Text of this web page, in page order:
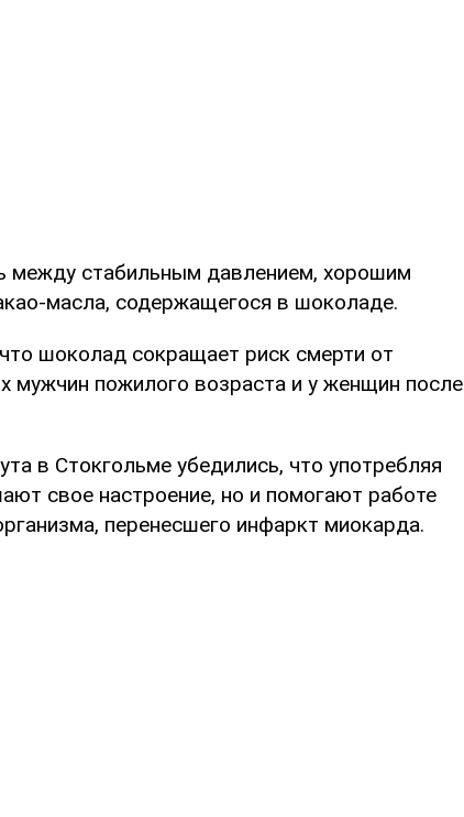
между стабильным давлением, хорошим
масла, содержащегося в шоколаде.
шоколад сокращает риск смерти от
мужчин пожилого возраста и у женщин после
в Стокгольме убедились, что употребляя
свое настроение, но и помогают работе
перенесшего инфаркт миокарда.